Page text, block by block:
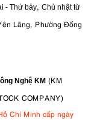
- Thứ bảy, Chủ nhật từ
Lãng, Phường Đống
Nghệ KM (KM
COMPANY)
Chí Minh cấp ngày